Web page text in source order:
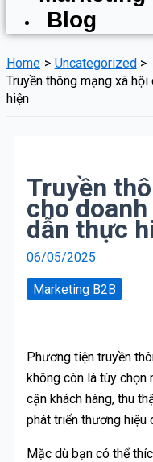
Blog
Home
Uncategorized
Truyền thông mạng xã
hiện
Truyền
cho
dẫn thực
06/05/2025
Marketing B2B
Phương tiện truyền
không còn là tùy chọn
cận khách hàng, thu
phát triển thương hiệu
Mặc dù bạn có thể